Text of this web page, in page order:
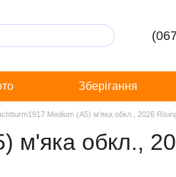
Зберігання
Medium (A5) м'яка обкл., 2026
м'яка обкл.,